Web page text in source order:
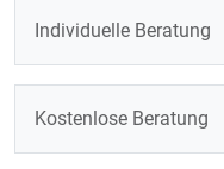
Individuelle Beratung
Kostenlose Beratung